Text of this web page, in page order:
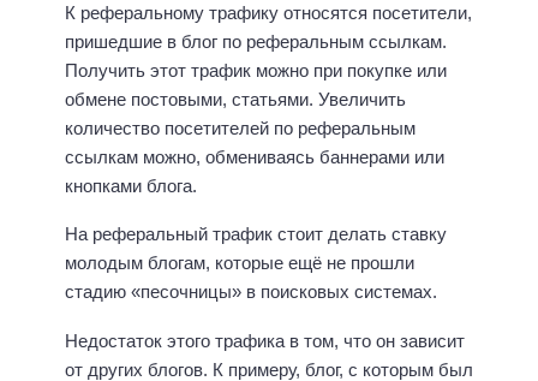
К реферальному трафику относятся посетители,
пришедшие в блог по реферальным ссылкам.
Получить этот трафик можно при покупке или
обмене постовыми, статьями. Увеличить
количество посетителей по реферальным
ссылкам можно, обмениваясь баннерами или
кнопками блога.
На реферальный трафик стоит делать ставку
молодым блогам, которые ещё не прошли
стадию «песочницы» в поисковых системах.
Недостаток этого трафика в том, что он зависит
от других блогов. К примеру, блог, с которым был